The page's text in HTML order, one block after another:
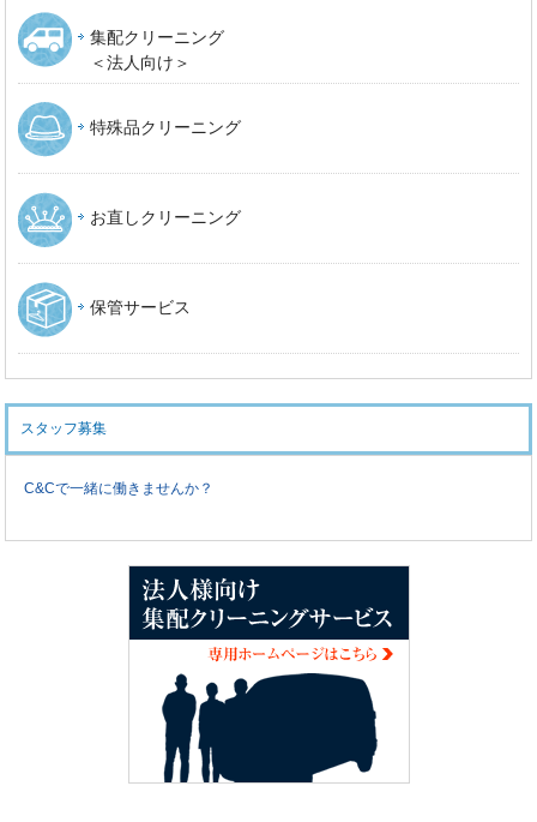
集配クリーニング
＜法人向け＞
特殊品クリーニング
お直しクリーニング
保管サービス
スタッフ募集
C&Cで一緒に働きませんか？